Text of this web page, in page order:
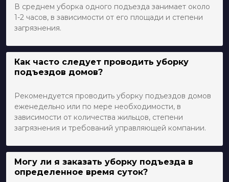
В среднем уборка одного подъезда занимает около
1-2 часов, в зависимости от его площади и степени
загрязнения.
Как часто следует проводить уборку
подъездов домов?
Рекомендуется проводить уборку подъездов домов
еженедельно или по мере необходимости, в
зависимости от количества жильцов, степени
загрязнения и требований управляющей компании.
Могу ли я заказать уборку подъезда в
определенное время суток?